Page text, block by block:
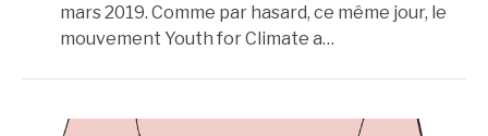
mars 2019. Comme par hasard, ce même jour, le
mouvement Youth for Climate a…